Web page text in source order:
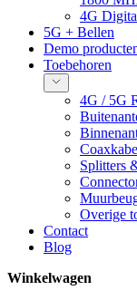
4G
5G + Bellen
Demo
Toebehoren
4G / 5G
Splitters
Overige
Contact
Blog
Winkelwagen